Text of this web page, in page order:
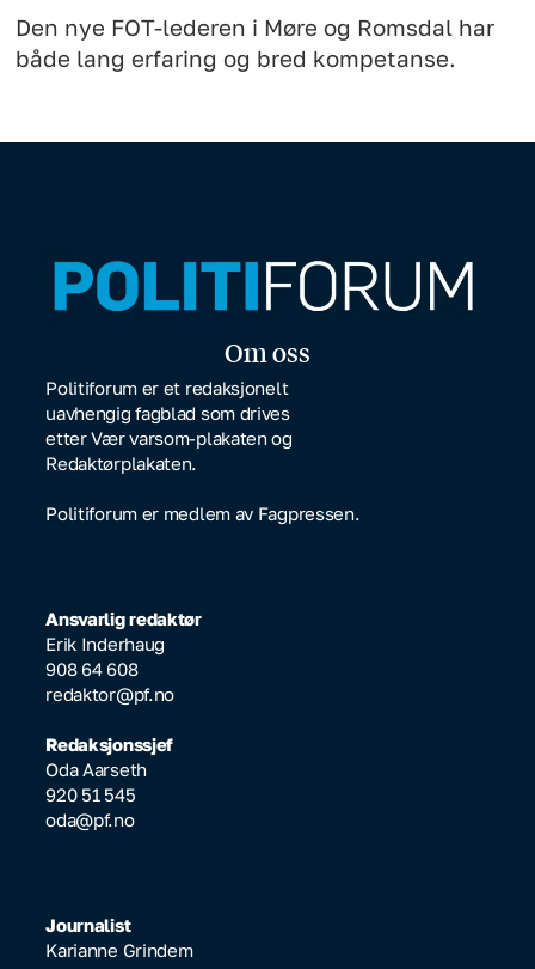
Den nye FOT-lederen i Møre og Romsdal har
både lang erfaring og bred kompetanse.
Om oss
Politiforum er et redaksjonelt
uavhengig fagblad som drives
etter Vær varsom-plakaten og
Redaktørplakaten.
Politiforum er medlem av Fagpressen.
Ansvarlig redaktør
Erik Inderhaug
908 64 608
redaktor@pf.no
Redaksjonssjef
Oda Aarseth
920 51 545
oda@pf.no
Journalist
Karianne Grindem